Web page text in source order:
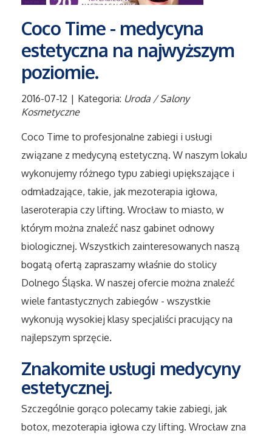
Meble
Wyposażenie Wnętrz
Odzież
Sport
Elektronika, RTV, AGD
Ogród, Rośliny
Chemia
Art. Spożywcze
Materiały Eksploatacyjne
Inne Sklepy
Elektronarzędzia
Coco Time - medycyna
estetyczna na najwyższym
poziomie.
2016-07-12 | Kategoria: Uroda / Salony
Kosmetyczne
Coco Time to profesjonalne zabiegi i usługi
związane z medycyną estetyczną. W naszym lokalu
wykonujemy różnego typu zabiegi upiększające i
odmładzające, takie, jak mezoterapia igłowa,
laseroterapia czy lifting. Wrocław to miasto, w
którym można znaleźć nasz gabinet odnowy
biologicznej. Wszystkich zainteresowanych naszą
bogatą ofertą zapraszamy właśnie do stolicy
Dolnego Śląska. W naszej ofercie można znaleźć
wiele fantastycznych zabiegów - wszystkie
wykonują wysokiej klasy specjaliści pracujący na
najlepszym sprzęcie.
Znakomite usługi medycyny
estetycznej.
Szczególnie gorąco polecamy takie zabiegi, jak
botox, mezoterapia igłowa czy lifting. Wrocław zna